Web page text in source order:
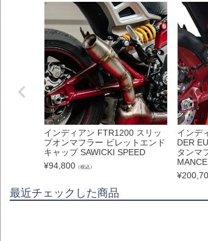
インディアン FTR1200 スリッ
プオンマフラー ビレットエンド
キャップ SAWICKI SPEED
¥94,800 （税込）
インデ
DER
タンマ
MANCE
¥
最近チェックした商品